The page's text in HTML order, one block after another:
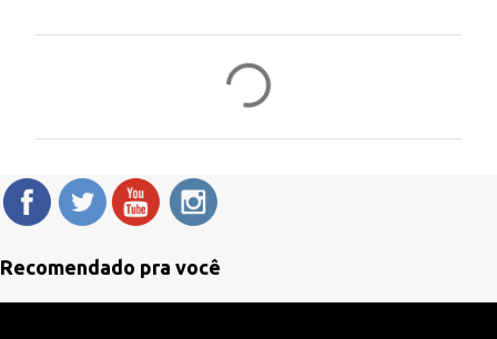
n
t
Recomendado pra você